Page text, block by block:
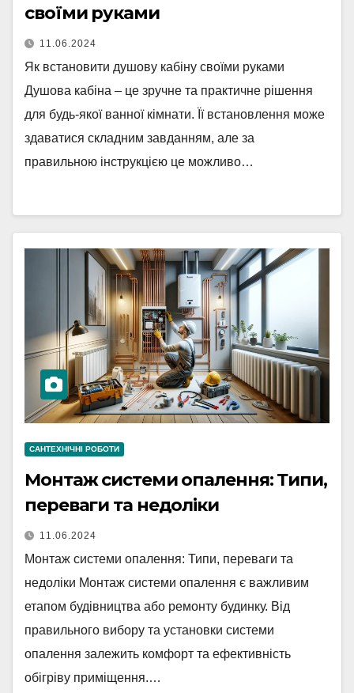
своїми руками
11.06.2024
Як встановити душову кабіну своїми руками
Душова кабіна – це зручне та практичне рішення
для будь-якої ванної кімнати. Її встановлення може
здаватися складним завданням, але за
правильною інструкцією це можливо…
САНТЕХНІЧНІ РОБОТИ
Монтаж системи опалення: Типи,
переваги та недоліки
11.06.2024
Монтаж системи опалення: Типи, переваги та
недоліки Монтаж системи опалення є важливим
етапом будівництва або ремонту будинку. Від
правильного вибору та установки системи
опалення залежить комфорт та ефективність
обігріву приміщення.…